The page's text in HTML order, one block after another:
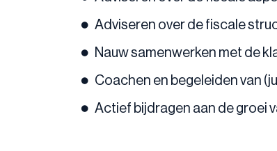
Adviseren over de fiscale
Nauw samenwerken met de
Coachen en begeleiden van
Actief bijdragen aan de groei